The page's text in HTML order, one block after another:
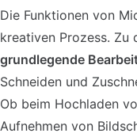
Die Funktionen von
kreativen Prozess. Zu
grundlegende
Schneiden und
Ob beim Hochladen
Aufnehmen von